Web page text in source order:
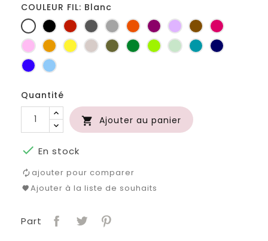
COULEUR FIL: Blanc
BlancNoir RougeGris
foncé
Gris
clair
Orange
PruneLilasMarronFuchsia
RoseJaune
d'or
jauneFicelleKaki Vert
bouteille
Anis Vert
d'eau
Turquoise
Marine
Bleu
roi
Bleu
Quantité
 Ajouter au panier
 En stock
ajouter pour comparer
Ajouter à la liste de souhaits
Part